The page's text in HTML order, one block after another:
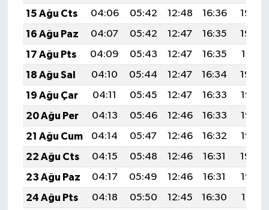
15 Ağu Cts
04:06 05:42 12:48 16:36
19:44
16 Ağu Paz
04:07 05:42 12:47 16:35
19:42
17 Ağu Pts
04:09 05:43 12:47 16:35
19:41
18 Ağu Sal
04:10 05:44 12:47 16:34
19:39
19 Ağu Çar
04:11 05:45 12:47 16:33
19:38
20 Ağu Per
04:13 05:46 12:46 16:33
19:37
21 Ağu Cum
04:14 05:47 12:46 16:32
19:35
22 Ağu Cts
04:15 05:48 12:46 16:31
19:34
23 Ağu Paz
04:17 05:49 12:46 16:31
19:32
24 Ağu Pts
04:18 05:50 12:45 16:30
19:31